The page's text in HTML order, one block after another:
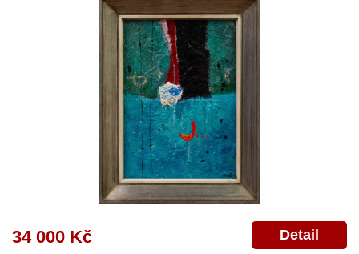
34 000 Kč Detail